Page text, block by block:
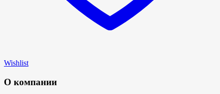
Wishlist
О компании